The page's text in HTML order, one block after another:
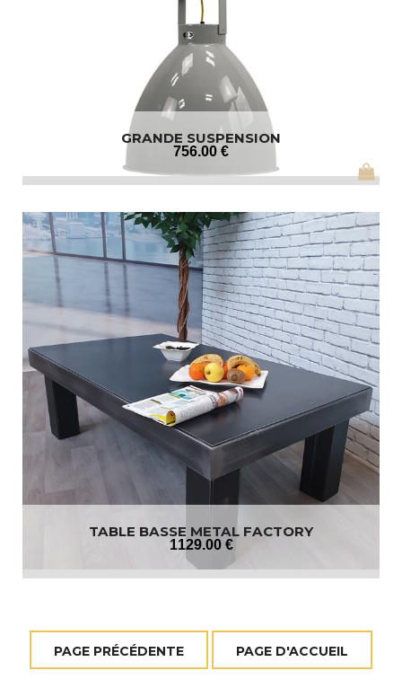
GRANDE SUSPENSION
756.00 €
TABLE BASSE METAL FACTORY
1129.00 €